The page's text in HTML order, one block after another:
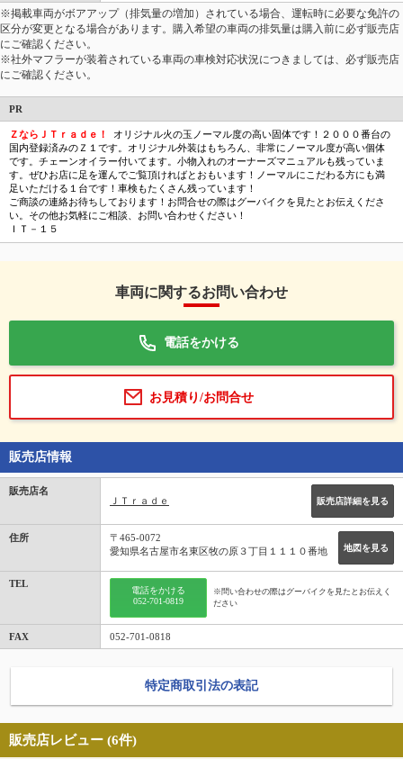
※掲載車両がボアアップ（排気量の増加）されている場合、運転時に必要な免許の
区分が変更となる場合があります。購入希望の車両の排気量は購入前に必ず販売店
にご確認ください。
※社外マフラーが装着されている車両の車検対応状況につきましては、必ず販売店
にご確認ください。
PR
ＺならＪＴｒａｄｅ！
オリジナル火の玉ノーマル度の高い固体です！２０００番台の
国内登録済みのＺ１です。オリジナル外装はもちろん、非常にノーマル度が高い個体
です。チェーンオイラー付いてます。小物入れのオーナーズマニュアルも残っていま
す。ぜひお店に足を運んでご覧頂ければとおもいます！ノーマルにこだわる方にも満
足いただける１台です！車検もたくさん残っています！
ご商談の連絡お待ちしております！お問合せの際はグーバイクを見たとお伝えくださ
い。その他お気軽にご相談、お問い合わせください！
ＩＴ－１５
車両に関するお問い合わせ
電話をかける
お見積り/お問合せ
販売店情報
販売店名
ＪＴｒａｄｅ
販売店詳細を見る
住所
地図を見る
〒465-0072
愛知県名古屋市名東区牧の原３丁目１１１０番地
TEL
電話をかける
052-701-0819
※問い合わせの際はグーバイクを見たとお伝えく
ださい
FAX 052-701-0818
特定商取引法の表記
販売店レビュー (6件)